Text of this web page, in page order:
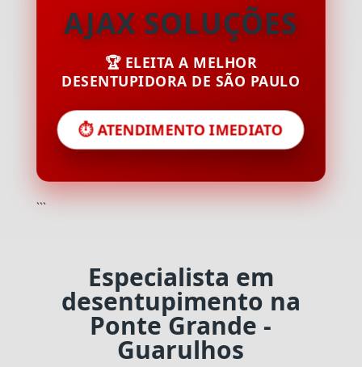
AJAX SOLUÇÕES
🏆 ELEITA A MELHOR
DESENTUPIDORA DE SÃO PAULO
⏱️ ATENDIMENTO IMEDIATO
```
Especialista em
desentupimento na
Ponte Grande -
Guarulhos